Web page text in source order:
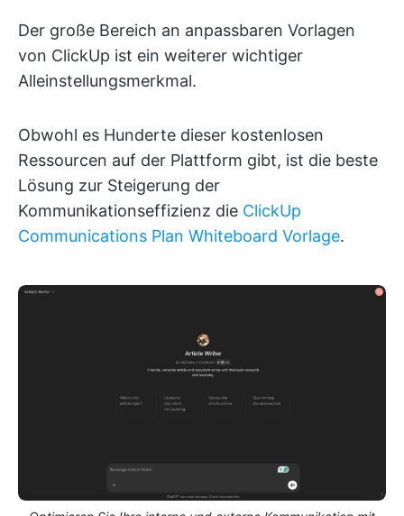
Der große Bereich an anpassbaren Vorlagen
von ClickUp ist ein weiterer wichtiger
Alleinstellungsmerkmal.
Obwohl es Hunderte dieser kostenlosen
Ressourcen auf der Plattform gibt, ist die beste
Lösung zur Steigerung der
Kommunikationseffizienz die ClickUp
Communications Plan Whiteboard Vorlage.